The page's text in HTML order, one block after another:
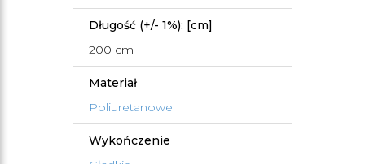
Długość (+/- 1%): [cm]
200 cm
Materiał
Poliuretanowe
Wykończenie